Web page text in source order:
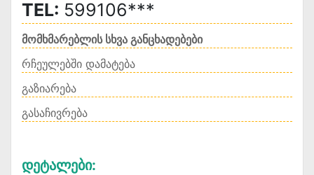
TEL: 599106***
მომხმარებლის სხვა განცხადებები
რჩეულებში დამატება
გაზიარება
გასაჩივრება
Დეტალები: